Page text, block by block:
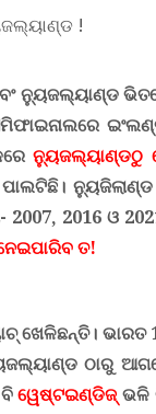
ନ୍ୟୁଜଲ୍ୟାଣ୍ଡ
ନ୍ୟୁଜଲ୍ୟାଣ୍ଡଠୁ
। ନ୍ୟୁଜିଲାଣ୍ଡ
2007, 2016 ଓ
ତ!
ଖେଳିଛନ୍ତି। ଭାରତ
ଠାରୁ
ବିୱେଷ୍ଟଇଣ୍ଡିଜ୍ଭଳି